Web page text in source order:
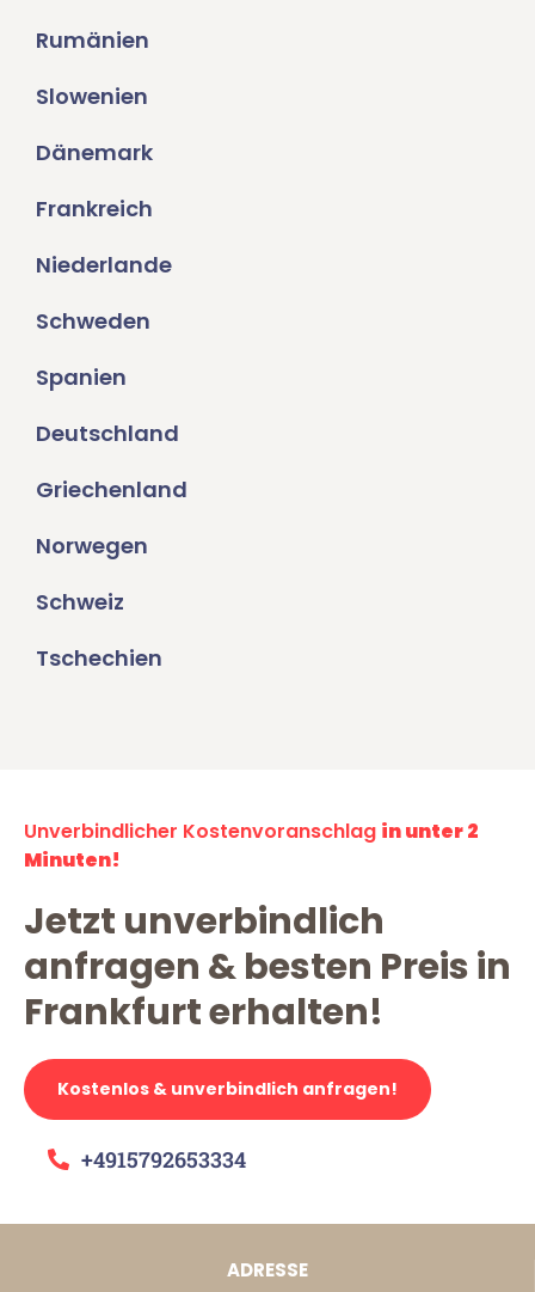
Rumänien
Slowenien
Dänemark
Frankreich
Niederlande
Schweden
Spanien
Deutschland
Griechenland
Norwegen
Schweiz
Tschechien
Unverbindlicher Kostenvoranschlag in unter 2
Minuten!
Jetzt unverbindlich
anfragen & besten Preis in
Frankfurt erhalten!
Kostenlos & unverbindlich anfragen!
+4915792653334
ADRESSE